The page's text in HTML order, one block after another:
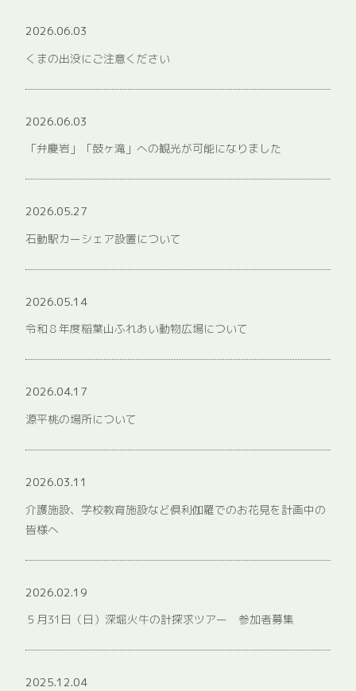
2026.06.03
くまの出没にご注意ください
2026.06.03
「弁慶岩」「鼓ヶ滝」への観光が可能になりました
2026.05.27
石動駅カーシェア設置について
2026.05.14
令和８年度稲葉山ふれあい動物広場について
2026.04.17
源平桃の場所について
2026.03.11
介護施設、学校教育施設など倶利伽羅でのお花見を計画中の
皆様へ
2026.02.19
５月31日（日）深堀火牛の計探求ツアー 参加者募集
2025.12.04